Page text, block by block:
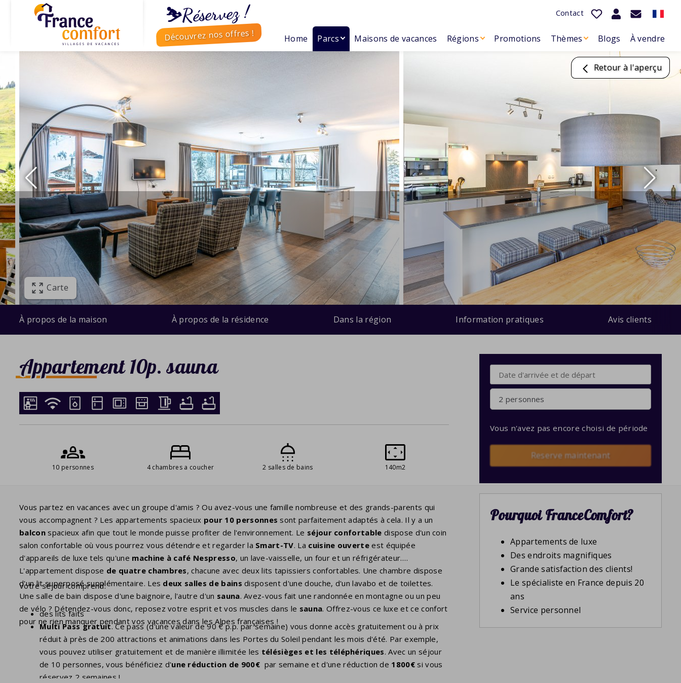
⛷️Réservez !
Découvrez nos offres !
Contact
Home Parcs Maisons de vacances Régions Promotions Thèmes Blogs À vendre
Retour à l'aperçu
Carte
À propos de la maison À propos de la résidence Dans la région Information pratiques Avis clients
Appartement 10p. sauna
10 personnes 4 chambres a coucher 2 salles de bains 140m2
Vous partez en vacances avec un groupe d'amis ? Ou avez-vous une famille nombreuse et des grands-parents qui
vous accompagnent ? Les appartements spacieux pour 10 personnes sont parfaitement adaptés à cela. Il y a un
balconspacieux afin que tout le monde puisse profiter de l'environnement. Le séjour confortable dispose d'un coin
salon confortable où vous pourrez vous détendre et regarder la Smart-TV. La cuisine ouverte est équipée
d'appareils de luxe tels qu'une machine à café Nespresso, un lave-vaisselle, un four et un réfrigérateur.
L'appartement dispose de quatre chambres, chacune avec deux lits tapissiers confortables. Une chambre dispose
d'un lit superposé supplémentaire. Les deux salles de bains disposent d'une douche, d'un lavabo et de toilettes.
Une salle de bain dispose d'une baignoire, l'autre d'un sauna. Avez-vous fait une randonnée en montagne ou un peu
de vélo ? Détendez-vous donc, reposez votre esprit et vos muscles dans le sauna. Offrez-vous ce luxe et ce confort
pour ne rien manquer pendant vos vacances dans les Alpes françaises !
Votre séjour comprend:
des lits faits
Multi Pass gratuit. Ce pass (d'une valeur de 90 € p.p. par semaine) vous donne accès gratuitement ou à prix
réduit à près de 200 attractions et animations dans les Portes du Soleil pendant les mois d'été. Par exemple,
vous pouvez utiliser gratuitement et de manière illimitée les télésièges et les téléphériques. Avec un séjour
de 10 personnes, vous bénéficiez d'une réduction de 900€par semaine et d'une réduction de 1800€ si vous
réservez 2 semaines !
2 personnes
Vous n'avez pas encore choisi de période
Reserve maintenant
Pourquoi FranceComfort?
Appartements de luxe
Des endroits magnifiques
Grande satisfaction des clients!
Le spécialiste en France depuis 20
ans
Service personnel